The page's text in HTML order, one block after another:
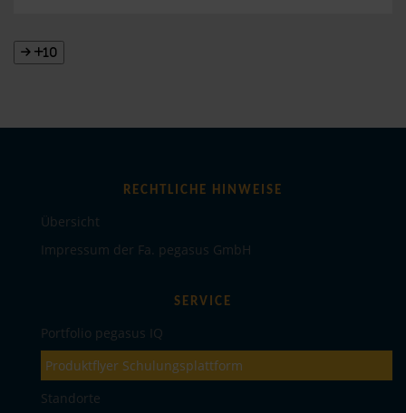
+10
RECHTLICHE HINWEISE
Übersicht
Impressum der Fa. pegasus GmbH
SERVICE
Portfolio pegasus IQ
Produktflyer Schulungsplattform
Standorte